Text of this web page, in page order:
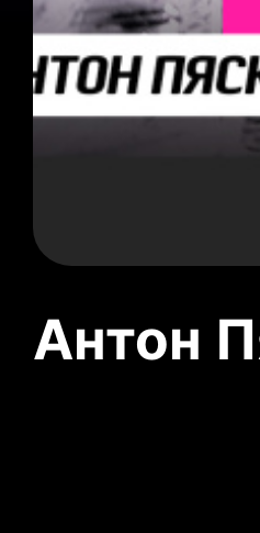
Антон